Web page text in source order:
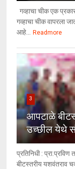
गव्हाचा चीक एक
गव्हाचा चीक वापरला
आहे...
Readmore
3
आपटाळे
उच्छील येथे
प्रतिनिधी :
बीटस्तरीय यशवंतराव